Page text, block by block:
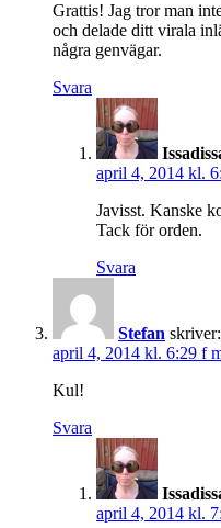
Grattis! Jag tror man
och delade ditt virala
några genvägar.
Svara
april 4, 2014 kl.
Javisst. Kanske
Tack för orden.
Svara
Stefan skriver:
april 4, 2014 kl. 6:29 f
Kul!
Svara
april 4, 2014 kl.